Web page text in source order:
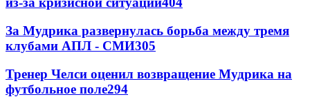
За Мудрика развернулась борьба между тремя
клубами АПЛ - СМИ305
Тренер Челси оценил возвращение Мудрика на
футбольное поле294